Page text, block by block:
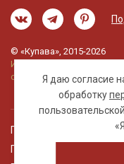
Я даю согласие
обработку
© «Купава», 2015-2026
Информация на сайте не
офертой.
Правовая информация
Политика обработки